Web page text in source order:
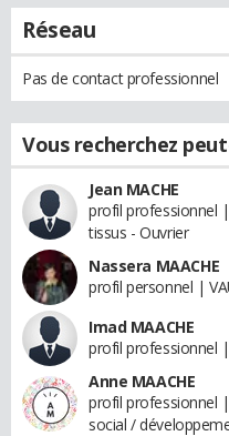
Réseau
Pas de contact professionnel
Vous recherchez
Jean MACHE
profil professionnel
tissus - Ouvrier
Nassera MAACHE
profil personnel |
Imad MAACHE
profil professionnel
Anne MAACHE
profil professionnel
social /